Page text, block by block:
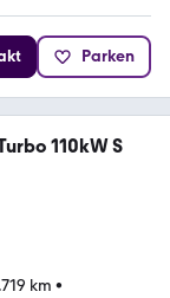
Parken
110kW S
km •